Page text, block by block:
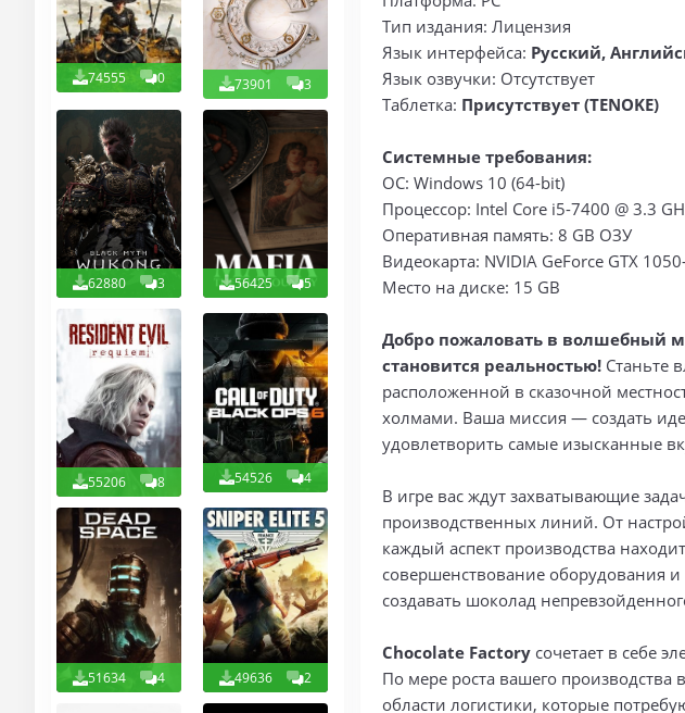
74555 0 73901 3
62880 3 56425 5
55206 8 54526 4
51634 4 49636 2
Тип издания: Лицензия
Язык интерфейса: Русский,
Язык озвучки: Отсутствует
Таблетка: Присутствует (TENOKE)
Системные требования:
ОС: Windows 10 (64-bit)
Процессор: Intel Core i5-7400 @ 3.3
Оперативная память: 8 GB ОЗУ
Видеокарта: NVIDIA GeForce GTX
Место на диске: 15 GB
Добро пожаловать в волшебный
становится реальностью! Станьте
расположенной в сказочной
холмами. Ваша миссия — создать
удовлетворить самые изысканные
В игре вас ждут захватывающие
производственных линий. От
каждый аспект производства
совершенствование оборудования
создавать шоколад
Chocolate Factory сочетает в себе
По мере роста вашего
области логистики, которые